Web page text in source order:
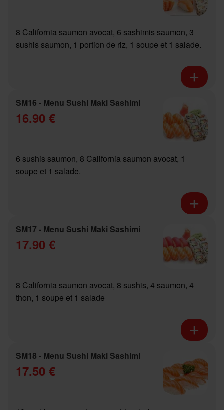
8 California saumon avocat, 6 sashimis saumon, 3
sushis saumon, 1 portion de riz, 1 soupe et 1 salade.
SM16 - Menu Sushi Maki Sashimi
16.90 €
6 sushis saumon, 8 California saumon avocat, 1
soupe et 1 salade.
SM17 - Menu Sushi Maki Sashimi
17.90 €
8 California saumon avocat, 8 sushis, 4 saumon, 4
thon, 1 soupe et 1 salade
SM18 - Menu Sushi Maki Sashimi
17.50 €